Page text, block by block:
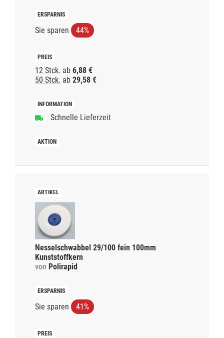
Sie sparen 44%
12 Stck. ab 6,88 €
50 Stck. ab 29,58 €
Schnelle Lieferzeit
Nesselschwabbel 29/100 fein 100mm
Kunststoffkern
von Polirapid
Sie sparen 41%